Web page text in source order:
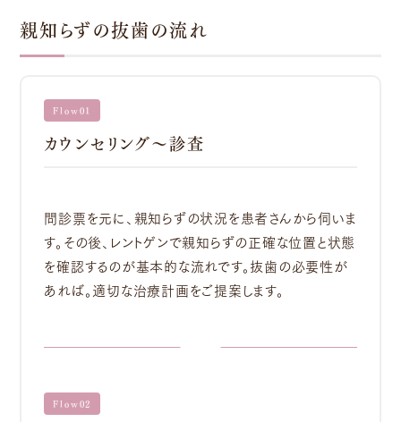
親知らずの抜歯の流れ
Flow01
カウンセリング～診査
問診票を元に、親知らずの状況を患者さんから伺いま
す。その後、レントゲンで親知らずの正確な位置と状態
を確認するのが基本的な流れです。抜歯の必要性が
あれば。適切な治療計画をご提案します。
Flow02